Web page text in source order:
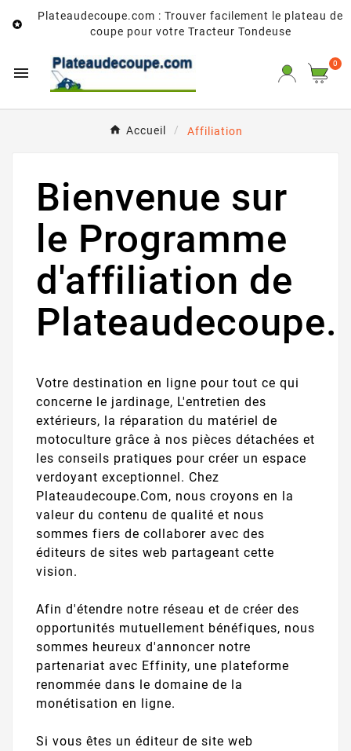

Plateaudecoupe.com : Trouver facilement le plateau de
coupe pour votre Tracteur Tondeuse

0
Accueil Affiliation
Bienvenue sur
le Programme
d'affiliation de
Votre destination en ligne pour tout ce qui
concerne le jardinage, L'entretien des
extérieurs, la réparation du matériel de
motoculture grâce à nos pièces détachées et
les conseils pratiques pour créer un espace
verdoyant exceptionnel. Chez
Plateaudecoupe.Com, nous croyons en la
valeur du contenu de qualité et nous
sommes fiers de collaborer avec des
éditeurs de sites web partageant cette
vision.
Afin d'étendre notre réseau et de créer des
opportunités mutuellement bénéfiques, nous
sommes heureux d'annoncer notre
partenariat avec Effinity, une plateforme
renommée dans le domaine de la
monétisation en ligne.
Si vous êtes un éditeur de site web